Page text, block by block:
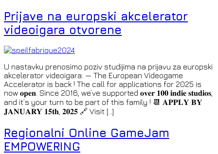
Prijave na europski akcelerator
videoigara otvorene
U nastavku prenosimo poziv studijima na prijavu za europski
akcelerator videoigara: — The European Videogame
Accelerator is back ! The call for applications for 2025 is
now 𝐨𝐩𝐞𝐧. Since 2016, we’ve supported 𝐨𝐯𝐞𝐫 𝟏𝟎𝟎 𝐢𝐧𝐝𝐢𝐞 𝐬𝐭𝐮𝐝𝐢𝐨𝐬,
and it’s your turn to be part of this family ! 📆 𝐀𝐏𝐏𝐋𝐘 𝐁𝐘
𝐉𝐀𝐍𝐔𝐀𝐑𝐘 𝟏𝟓𝐭𝐡, 𝟐𝟎𝟐𝟓 🔗 Visit […]
Regionalni Online GameJam
EMPOWERING